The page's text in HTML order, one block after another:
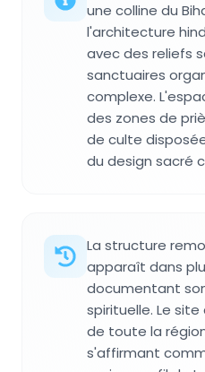
une colline du
l'architecture
avec des reliefs
sanctuaires
complexe.
des zones de
de culte
du design sacré
La structure
apparaît dans
documentant
spirituelle. Le
de toute la
s'affirmant